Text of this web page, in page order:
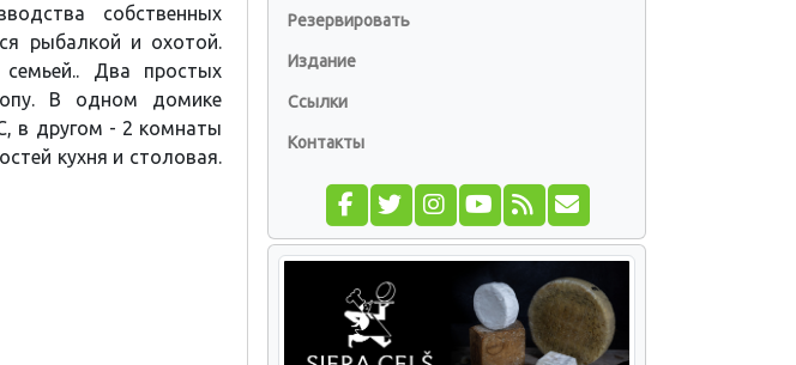
собственных
рыбалкой и охотой.
Два простых
В одном домике
в другом - 2 комнаты
кухня и столовая.
Резервировать
Издание
Ссылки
Контакты